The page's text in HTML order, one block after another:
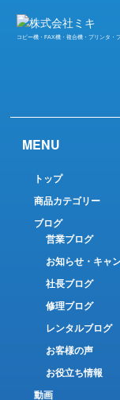
コピー機・FAX機・複合機・プリンタ・
MENU
トップ
商品カテゴリー
ブログ
営業ブログ
お知らせ・キャ
社長ブログ
修理ブログ
レンタルブログ
お客様の声
お役立ち情報
動画